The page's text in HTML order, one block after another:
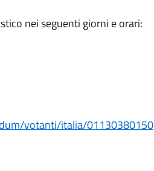
nei seguenti giorni e orari:
votanti/italia/01130380150